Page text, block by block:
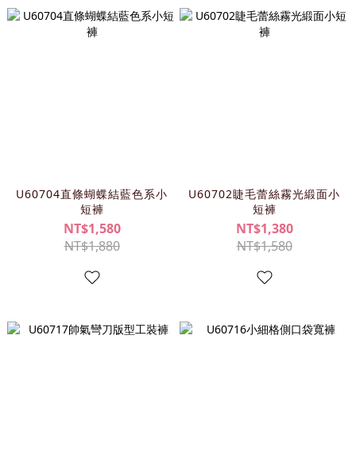
U60704直條蝴蝶結藍色系小
短褲
NT$1,580
NT$1,880
U60702睫毛蕾絲霧光緞面小
短褲
NT$1,380
NT$1,580